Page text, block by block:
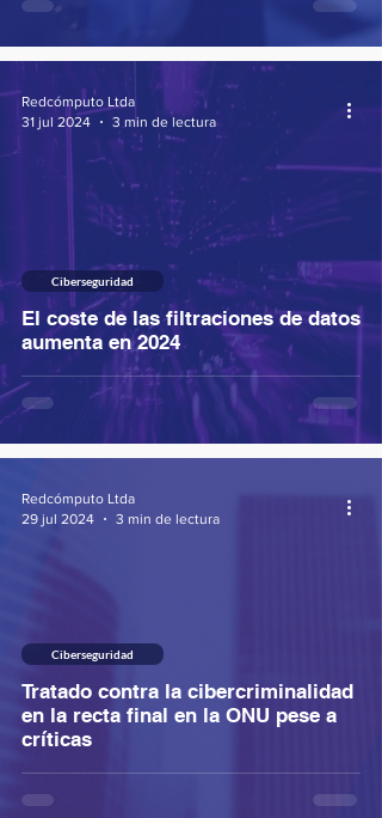
El coste de las filtraciones de datos
aumenta en 2024
Ciberseguridad
Redcómputo Ltda
31 jul 2024
3 min de lectura
Tratado contra la cibercriminalidad
en la recta final en la ONU pese a
críticas
Ciberseguridad
Redcómputo Ltda
29 jul 2024
3 min de lectura